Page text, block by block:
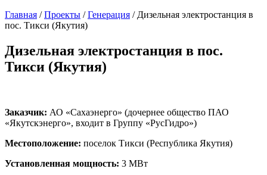
Главная / Проекты / Генерация / Дизельная электростанция в
пос. Тикси (Якутия)
Дизельная электростанция в пос.
Тикси (Якутия)
Заказчик: АО «Сахаэнерго» (дочернее общество ПАО
«Якутскэнерго», входит в Группу «РусГидро»)
Местоположение: поселок Тикси (Республика Якутия)
Установленная мощность: 3 МВт